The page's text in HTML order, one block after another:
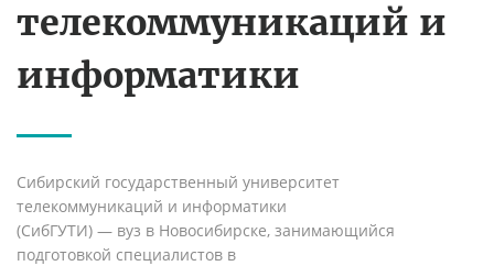
телекоммуникаций и
информатики
Сибирский государственный университет
телекоммуникаций и информатики
(СибГУТИ) — вуз в Новосибирске, занимающийся
подготовкой специалистов в